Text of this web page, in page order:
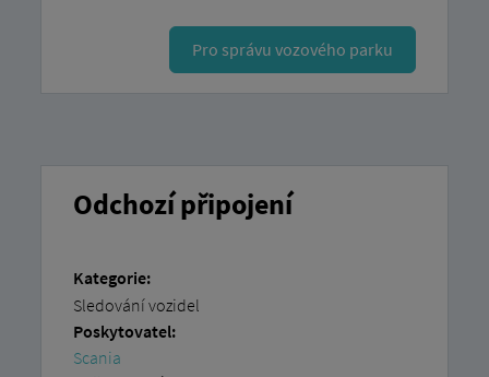
Pro správu vozového parku
Odchozí připojení
Kategorie:
Sledování vozidel
Poskytovatel:
Scania